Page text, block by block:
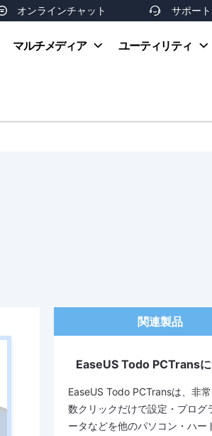
オンラインチャット  サポー
お支払
マルチメディア ユーティリティ
関連製品
EaseUS Todo PCTrans
EaseUS Todo PCTransは、非
数クリックだけで設定・プログ
ータなどを他のパソコン・ハー